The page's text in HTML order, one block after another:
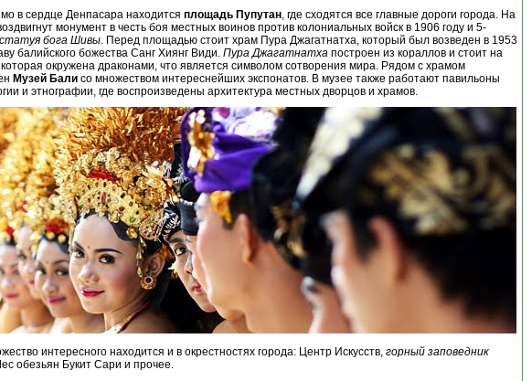
в сердце Денпасара находится площадь Пупутан, где сходятся все главные дороги города. На
монумент в честь боя местных воинов против колониальных войск в 1906 году и 5-
статуя бога Шивы. Перед площадью стоит храм Пура Джагатнатха, который был возведен в 1953
балийского божества Санг Хиянг Види. Пура Джагатнатхапостроен из кораллов и стоит на
окружена драконами, что является символом сотворения мира. Рядом с храмом
Музей Балисо множеством интереснейших экспонатов. В музее также работают павильоны
и этнографии, где воспроизведены архитектура местных дворцов и храмов.
интересного находится и в окрестностях города: Центр Искусств, горный заповедник
обезьян Букит Сари и прочее.